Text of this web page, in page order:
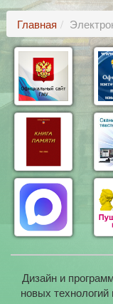
Главная
Дизайн и
новых